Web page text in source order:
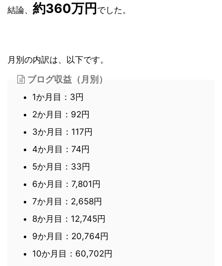
結論、 約360万円 でした。
月別の内訳は、以下です。
ブログ収益（月別）
1か月目：3円
2か月目：92円
3か月目：117円
4か月目：74円
5か月目：33円
6か月目：7,801円
7か月目：2,658円
8か月目：12,745円
9か月目：20,764円
10か月目：60,702円